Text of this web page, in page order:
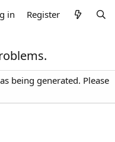
in Register
being generated. Please